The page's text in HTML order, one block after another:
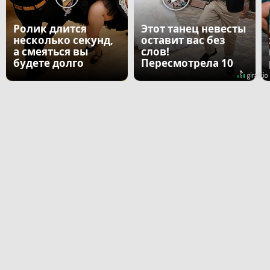
Ролик длится
несколько секунд,
а смеяться вы
будете долго
Этот танец невесты
оставит вас без
слов!
Пересмотрела 10